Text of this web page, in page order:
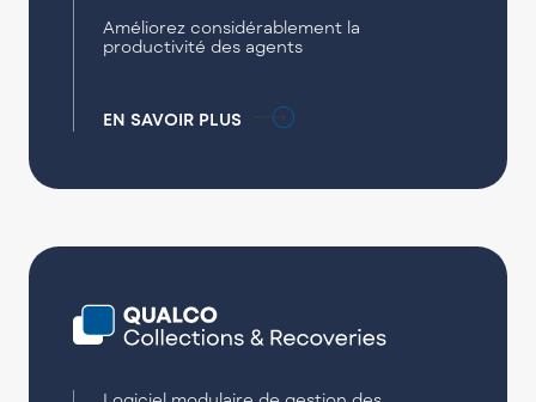
Améliorez considérablement la
productivité des agents
EN SAVOIR PLUS